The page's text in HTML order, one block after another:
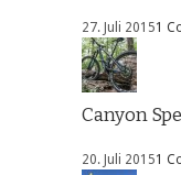
27. Juli 20151
Canyon
20. Juli 20151